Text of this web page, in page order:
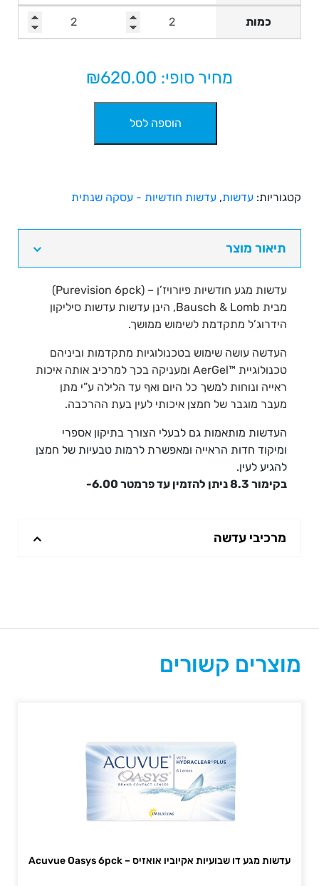
כמות
מחיר סופי: ₪ 620.00
פיורויז'ן
שנתית
Purevision
הוספה לסל
קטגוריות: עדשות, עדשות חודשיות - עסקה שנתית
תיאור מוצר
עדשות מגע חודשיות פיורויז’ן – (Purevision 6pck)
מבית Bausch & Lomb, הינן עדשות עדשות סיליקון
הידרוג’ל מתקדמת לשימוש ממושך.
העדשה עושה שימוש בטכנולוגיות מתקדמות וביניהם
טכנולוגיית ™AerGel ומעניקה בכך למרכיב אותה איכות
ראייה ונוחות למשך כל היום ואף עד הלילה ע”י מתן
מעבר מוגבר של חמצן איכותי לעין בעת ההרכבה.
העדשות מותאמות גם לבעלי הצורך בתיקון אספרי
ומיקוד חדות הראייה ומאפשרת לרמות טבעיות של חמצן
להגיע לעין.
בקימור 8.3 ניתן להזמין עד פרמטר 6.00-
מרכיבי עדשה
מוצרים קשורים
עדשות מגע דו שבועיות אקיוביו אואזיס – Acuvue Oasys 6pck